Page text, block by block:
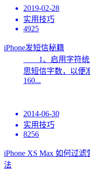
2019-02-28
实用技巧
4925
iPhone发短信秘籍
1、启用字符统
思短信字数，以便
160...
2014-06-30
实用技巧
8256
iPhone XS Max 如何过
法